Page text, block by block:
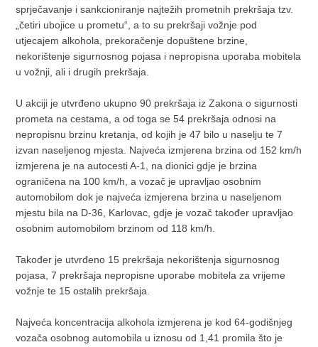
sprječavanje i sankcioniranje najtežih prometnih prekršaja tzv.
„četiri ubojice u prometu“, a to su prekršaji vožnje pod
utjecajem alkohola, prekoračenje dopuštene brzine,
nekorištenje sigurnosnog pojasa i nepropisna uporaba mobitela
u vožnji, ali i drugih prekršaja.
U akciji je utvrđeno ukupno 90 prekršaja iz Zakona o sigurnosti
prometa na cestama, a od toga se 54 prekršaja odnosi na
nepropisnu brzinu kretanja, od kojih je 47 bilo u naselju te 7
izvan naseljenog mjesta. Najveća izmjerena brzina od 152 km/h
izmjerena je na autocesti A-1, na dionici gdje je brzina
ograničena na 100 km/h, a vozač je upravljao osobnim
automobilom dok je najveća izmjerena brzina u naseljenom
mjestu bila na D-36, Karlovac, gdje je vozač također upravljao
osobnim automobilom brzinom od 118 km/h.
Također je utvrđeno 15 prekršaja nekorištenja sigurnosnog
pojasa, 7 prekršaja nepropisne uporabe mobitela za vrijeme
vožnje te 15 ostalih prekršaja.
Najveća koncentracija alkohola izmjerena je kod 64-godišnjeg
vozača osobnog automobila u iznosu od 1,41 promila što je